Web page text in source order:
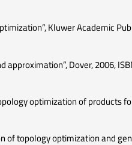
Kluwer Academic
approximation”, Dover, 2006,
optimization of products
of topology optimization and